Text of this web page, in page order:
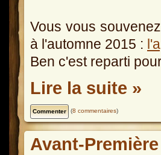
Vous vous
à l'automne 2015 :
Ben c'est reparti
Lire la suite »
(8 commentaires)
Avant-